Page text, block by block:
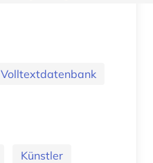
Volltextdatenbank
Künstler